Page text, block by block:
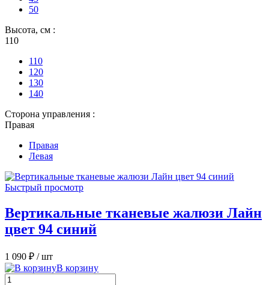
50
Высота, см :
110
110
120
130
140
Сторона управления :
Правая
Правая
Левая
Быстрый просмотр
Вертикальные тканевые жалюзи Лайн
цвет 94 синий
1 090 ₽ / шт
В корзину